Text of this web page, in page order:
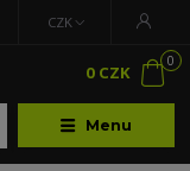
Menu
CZK
0
0 CZK